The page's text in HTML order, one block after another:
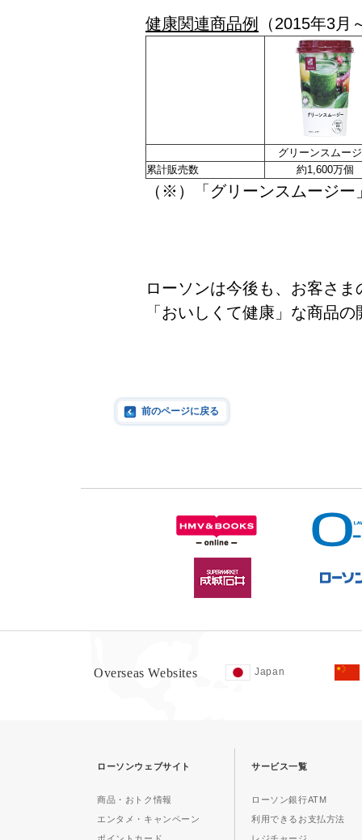
健康関連商品例 （2015年3月
グリーンスムー
累計販売数
約1,600万個
（※）「グリーンスムージ
ローソンは今後も、お客さ
「おいしくて健康」な商品
前のページに戻る
Overseas Websites Japan
ローソンウェブサイト
商品・おトク情報
エンタメ・キャンペーン
サービス一覧
ローソン銀行ATM
利用できるお支払方法